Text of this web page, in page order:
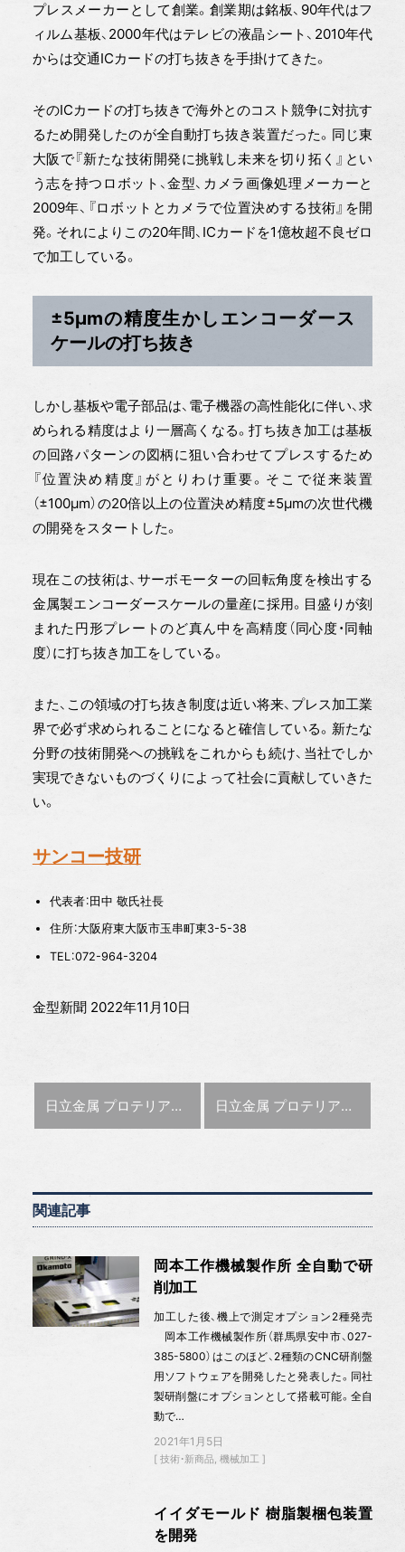
プレスメーカーとして創業。創業期は銘板、90年代はフ
ィルム基板、2000年代はテレビの液晶シート、2010年代
からは交通ICカードの打ち抜きを手掛けてきた。
そのICカードの打ち抜きで海外とのコスト競争に対抗す
るため開発したのが全自動打ち抜き装置だった。同じ東
大阪で『新たな技術開発に挑戦し未来を切り拓く』とい
う志を持つロボット、金型、カメラ画像処理メーカーと
2009年、『ロボットとカメラで位置決めする技術』を開
発。それによりこの20年間、ICカードを1億枚超不良ゼロ
で加工している。
±5μmの精度生かしエンコーダース
ケールの打ち抜き
しかし基板や電子部品は、電子機器の高性能化に伴い、求
められる精度はより一層高くなる。打ち抜き加工は基板
の回路パターンの図柄に狙い合わせてプレスするため
『位置決め精度』がとりわけ重要。そこで従来装置
（±100μm）の20倍以上の位置決め精度±5μmの次世代機
の開発をスタートした。
現在この技術は、サーボモーターの回転角度を検出する
金属製エンコーダースケールの量産に採用。目盛りが刻
まれた円形プレートのど真ん中を高精度（同心度・同軸
度）に打ち抜き加工をしている。
また、この領域の打ち抜き制度は近い将来、プレス加工業
界で必ず求められることになると確信している。新たな
分野の技術開発への挑戦をこれからも続け、当社でしか
実現できないものづくりによって社会に貢献していきた
い。
サンコー技研
代表者：田中 敬氏社長
住所：大阪府東大阪市玉串町東3-5-38
TEL：072-964-3204
金型新聞 2022年11月10日
前の記事 :
日立金属 プロテリアルに商号を変更 2023年1月から 次の記事 :
日立金属 プロテリアルに商号を変更 2023年1月から
関連記事
岡本工作機械製作所 全自動で研
削加工
加工した後、機上で測定オプション2種発売
岡本工作機械製作所（群馬県安中市、027-
385-5800）はこのほど、2種類のCNC研削盤
用ソフトウェアを開発したと発表した。同社
製研削盤にオプションとして搭載可能。全自
動で…
2021年1月5日
技術・新商品 機械加工
イイダモールド 樹脂製梱包装置
を開発